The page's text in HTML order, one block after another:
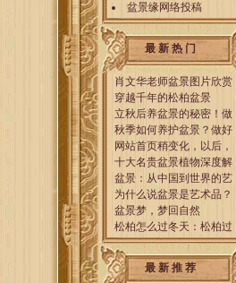
盆景缘网络投稿
最 新 热 门
肖文华老师盆景图片欣赏
穿越千年的松柏盆景
立秋后养盆景的秘密！做
秋季如何养护盆景？做好
网站首页稍变化，以后，
十大名贵盆景植物深度解
盆景：从中国到世界的艺
为什么说盆景是艺术品？
盆景梦，梦回自然
松柏怎么过冬天：松柏过
最 新 推 荐